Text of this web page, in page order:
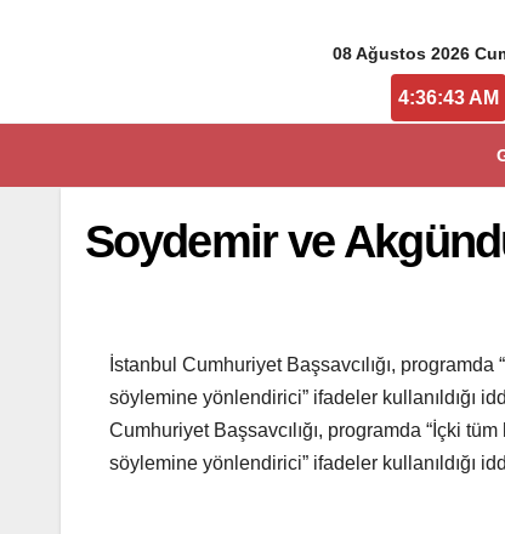
08 Ağustos 2026
4:36:44 AM
Soydemir ve
İstanbul Cumhuriyet Başsavcılığı,
söylemine yönlendirici” ifadeler kullanıldığı
Cumhuriyet Başsavcılığı, programda “İçki
söylemine yönlendirici” ifadeler kullanıldığı